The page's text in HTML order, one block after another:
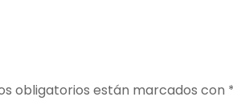
obligatorios están marcados con